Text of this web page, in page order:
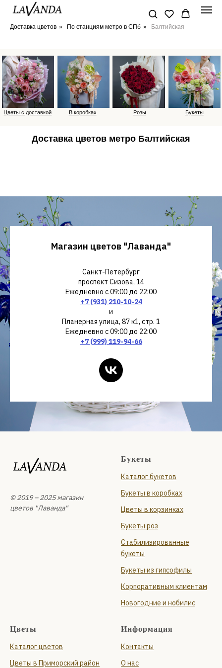
Доставка цветов » По станциям метро в СПб » Балтийская
В коробках
В коробках Букеты
Розы
Цветы с доставкой
Доставка цветов метро Балтийская
Магазин цветов "Лаванда"
Санкт-Петербург
проспект Сизова, 14
Ежедневно с 09:00 до 22:00
+7 (931) 210-10-24
и
Планерная улица, 87 к1, стр. 1
Ежедневно с 09:00 до 22:00
+7 (999) 119-94-66
© 2019 – 2025 магазин
цветов "Лаванда"
Букеты
Каталог букетов
Букеты в коробках
Цветы в корзинках
Букеты роз
Стабилизированные
букеты
Букеты из гипсофилы
Корпоративным клиентам
Новогодние и нобилис
Цветы
Каталог цветов
Цветы в Приморский район
Информация
Контакты
О нас